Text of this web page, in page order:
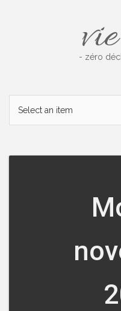
- zéro